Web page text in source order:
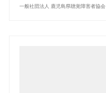
一般社団法人 鹿児島県聴覚障害者協会